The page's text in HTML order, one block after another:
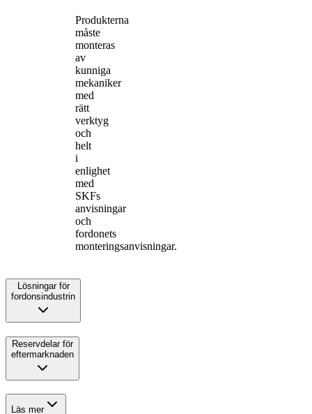
Produkterna
måste
monteras
av
kunniga
mekaniker
med
rätt
verktyg
och
helt
i
enlighet
med
SKFs
anvisningar
och
fordonets
monteringsanvisningar.
Lösningar för
fordonsindustrin
Reservdelar för
eftermarknaden
Läs mer